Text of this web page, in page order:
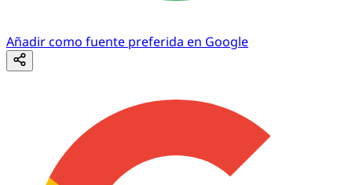
Añadir como fuente preferida en Google